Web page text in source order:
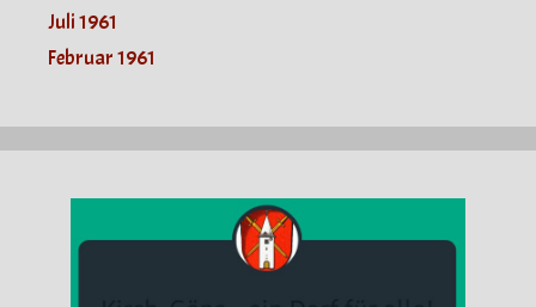
Juli 1961
Februar 1961